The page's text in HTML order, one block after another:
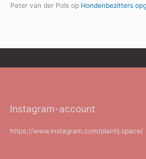
Peter van der Pols op Hondenbezitters
Instagram-account
https://www.instagram.com/plantij.space/